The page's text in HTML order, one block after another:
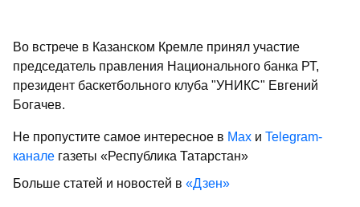
Во встрече в Казанском Кремле принял участие
председатель правления Национального банка РТ,
президент баскетбольного клуба "УНИКС" Евгений
Богачев.
Не пропустите самое интересное в Max и Telegram-
канале газеты «Республика Татарстан»
Больше статей и новостей в «Дзен»